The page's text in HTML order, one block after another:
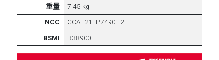
重量
7.45 kg
NCC
CCAH21LP7490T2
BSMI
R38900